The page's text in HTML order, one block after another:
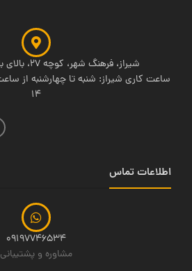
شیراز، فرهنگ شهر، کوچه 27، بالای بانک سینا ، طبقه 1
14
اطلاعات تماس
09197746534
مشاوره و پشتیبانی